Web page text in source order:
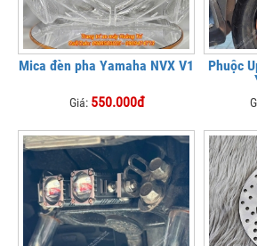
Mica đèn pha Yamaha NVX V1
Giá: 550.000đ
Phuộc